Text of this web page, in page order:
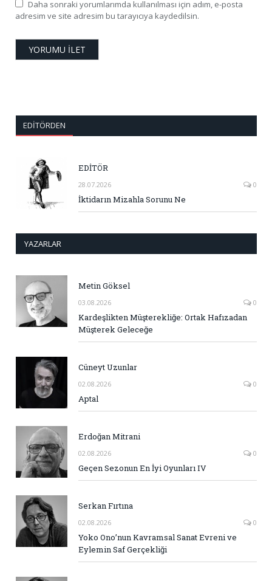
Daha sonraki yorumlarımda kullanılması için adım, e-posta
adresim ve site adresim bu tarayıcıya kaydedilsin.
EDITÖRDEN
EDİTÖR
28.07.2026 0
İktidarın Mizahla Sorunu Ne
YAZARLAR
Metin Göksel
03.08.2026 0
Kardeşlikten Müşterekliğe: Ortak Hafızadan
Müşterek Geleceğe
Cüneyt Uzunlar
02.08.2026 0
Aptal
Erdoğan Mitrani
02.08.2026 0
Geçen Sezonun En İyi Oyunları IV
Serkan Fırtına
02.08.2026 0
Yoko Ono’nun Kavramsal Sanat Evreni ve
Eylemin Saf Gerçekliği